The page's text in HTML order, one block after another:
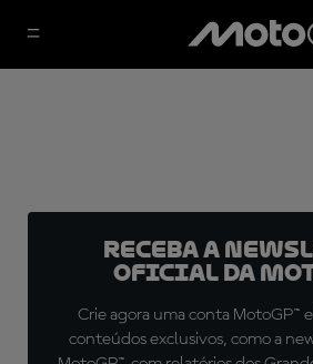
Receba a
oficial da
Crie agora uma conta MotoGP™
conteúdos exclusivos, como a